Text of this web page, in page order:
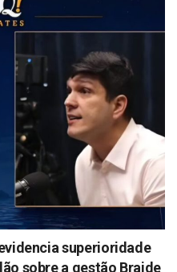
superioridade
sobre a gestão Braide